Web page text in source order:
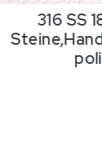
316 SS